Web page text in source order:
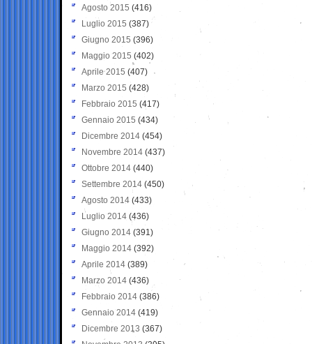
Agosto 2015 (416)
Luglio 2015 (387)
Giugno 2015 (396)
Maggio 2015 (402)
Aprile 2015 (407)
Marzo 2015 (428)
Febbraio 2015 (417)
Gennaio 2015 (434)
Dicembre 2014 (454)
Novembre 2014 (437)
Ottobre 2014 (440)
Settembre 2014 (450)
Agosto 2014 (433)
Luglio 2014 (436)
Giugno 2014 (391)
Maggio 2014 (392)
Aprile 2014 (389)
Marzo 2014 (436)
Febbraio 2014 (386)
Gennaio 2014 (419)
Dicembre 2013 (367)